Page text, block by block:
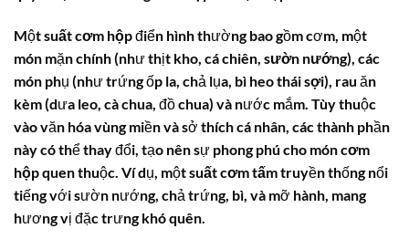
Mộtsuất cơm hộpđiển hình thường bao gồm cơm, một
món mặn chính (như thịt kho, cá chiên, sườn nướng), các
món phụ (như trứng ốp la, chả lụa, bì heo thái sợi), rau ăn
kèm (dưa leo, cà chua, đồ chua) và nước mắm. Tùy thuộc
vào văn hóa vùng miền và sở thích cá nhân, các thành phần
này có thể thay đổi, tạo nên sự phong phú cho móncơm
hộpquen thuộc. Ví dụ, mộtsuất cơm tấmtruyền thống nổi
tiếng với sườn nướng, chả trứng, bì, và mỡ hành, mang
hương vị đặc trưng khó quên.